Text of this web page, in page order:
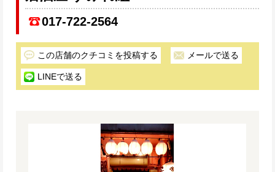
017-722-2564
この店舗のクチコミを投稿する メールで送る
LINEで送る